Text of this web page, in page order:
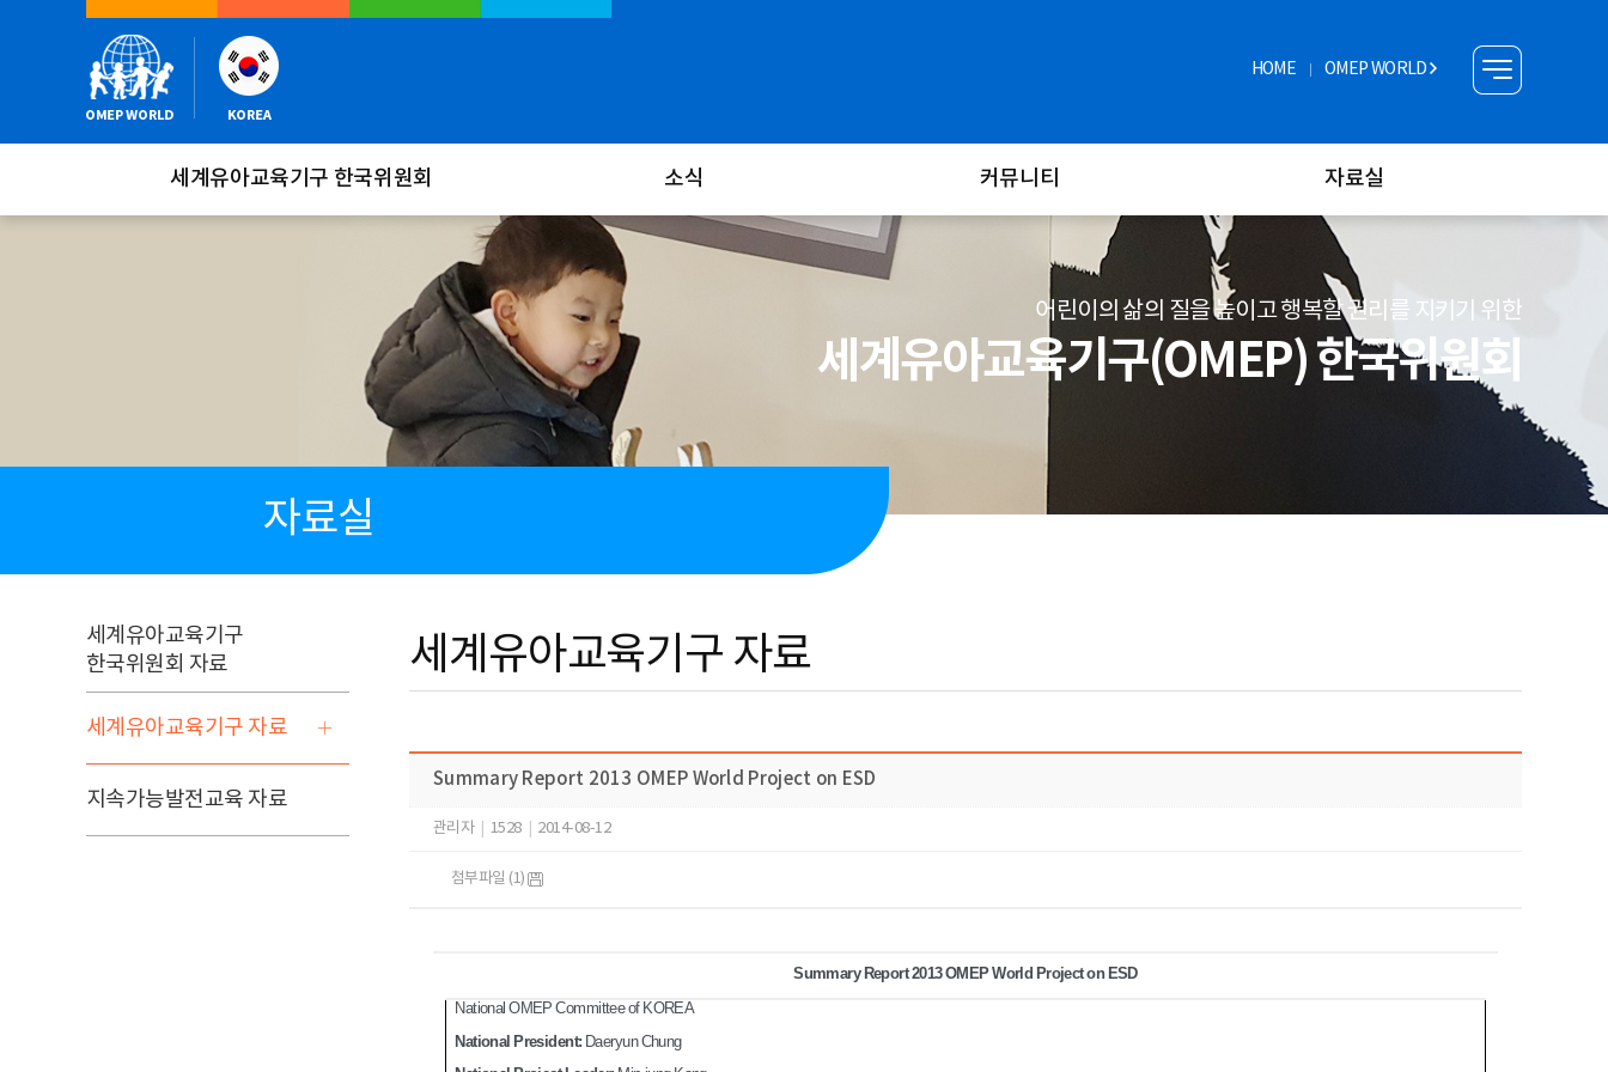
HOME OMEP WORLD
세계유아교육기구 한국위원회 소식 커뮤니티 자료실
어린이의 삶의 질을 높이고 행복할 권리를 지키기 위한
세계유아교육기구(OMEP) 한국위원회
자료실
세계유아교육기구
한국위원회 자료
세계유아교육기구 자료
지속가능발전교육 자료
세계유아교육기구 자료
Summary Report 2013 OMEP World Project on ESD
관리자 1528 2014-08-12
첨부파일 (1)
Summary Report 2013 OMEP World Project on ESD
National OMEP Committee of KOREA
National President: Daeryun Chung